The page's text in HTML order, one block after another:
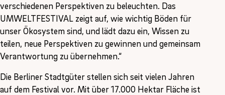
verschiedenen Perspektiven zu beleuchten. Das
UMWELTFESTIVAL zeigt auf, wie wichtig Böden für
unser Ökosystem sind, und lädt dazu ein, Wissen zu
teilen, neue Perspektiven zu gewinnen und gemeinsam
Verantwortung zu übernehmen.“
Die Berliner Stadtgüter stellen sich seit vielen Jahren
auf dem Festival vor. Mit über 17.000 Hektar Fläche ist